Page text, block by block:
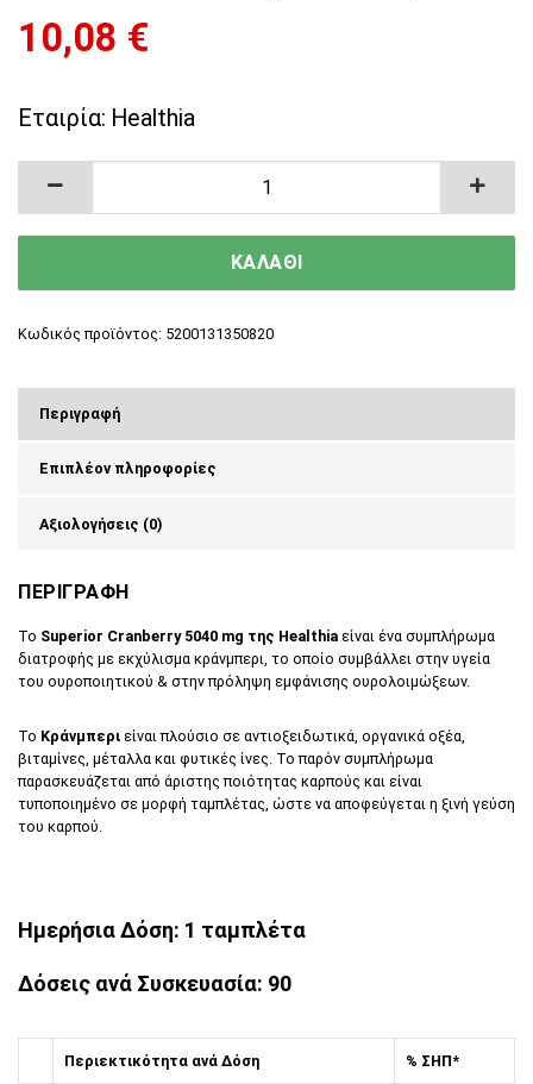
10,08 €
Εταιρία: Healthia
Superior Cranberry 5040mg Healthia 90
ΚΑΛΑΘΙ
Κωδικός προϊόντος: 5200131350820
Περιγραφή
Επιπλέον πληροφορίες
Αξιολογήσεις (0)
ΠΕΡΙΓΡΑΦΗ
Το Superior Cranberry 5040 mg της Healthia είναι ένα συμπλήρωμα
διατροφής με εκχύλισμα κράνμπερι, το οποίο συμβάλλει στην υγεία
του ουροποιητικού & στην πρόληψη εμφάνισης ουρολοιμώξεων.
Το Κράνμπερι είναι πλούσιο σε αντιοξειδωτικά, οργανικά οξέα,
βιταμίνες, μέταλλα και φυτικές ίνες. Το παρόν συμπλήρωμα
παρασκευάζεται από άριστης ποιότητας καρπούς και είναι
τυποποιημένο σε μορφή ταμπλέτας, ώστε να αποφεύγεται η ξινή γεύση
του καρπού.
Ημερήσια Δόση: 1 ταμπλέτα
Δόσεις ανά Συσκευασία: 90
Περιεκτικότητα ανά Δόση % ΣΗΠ*